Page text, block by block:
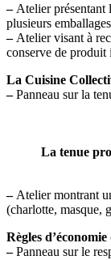
–Atelier présentant
plusieurs
–Atelier visant à
conserve de produit
La Cuisine
–Panneau sur la
La tenue
–Atelier montrant
(charlotte, masque,
Règles
–Panneau sur le